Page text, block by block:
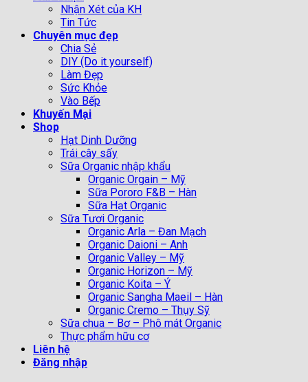
Nhận Xét của KH
Tin Tức
Chuyên mục đẹp
Chia Sẻ
DIY (Do it yourself)
Làm Đẹp
Sức Khỏe
Vào Bếp
Khuyến Mại
Shop
Hạt Dinh Dưỡng
Trái cây sấy
Sữa Organic nhập khẩu
Organic Orgain – Mỹ
Sữa Pororo F&B – Hàn
Sữa Hạt Organic
Sữa Tươi Organic
Organic Arla – Đan Mạch
Organic Daioni – Anh
Organic Valley – Mỹ
Organic Horizon – Mỹ
Organic Koita – Ý
Organic Sangha Maeil – Hàn
Organic Cremo – Thụy Sỹ
Sữa chua – Bơ – Phô mát Organic
Thực phẩm hữu cơ
Liên hệ
Đăng nhập